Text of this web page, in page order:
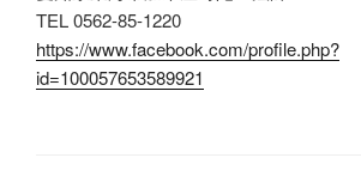
TEL 0562-85-1220
https://www.facebook.com/profile.php?
id=100057653589921